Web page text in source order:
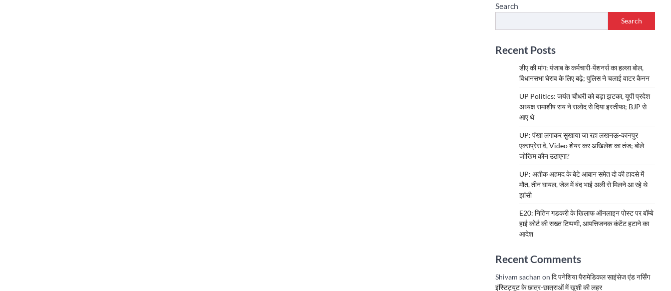
Search
Search
Recent Posts
डीए की मांग: पंजाब के कर्मचारी-पेंशनर्स का हल्ला बोल,
विधानसभा घेराव के लिए बढ़े; पुलिस ने चलाई वाटर कैनन
UP Politics: जयंत चौधरी को बड़ा झटका, यूपी प्रदेश
अध्यक्ष रामाशीष राय ने रालोद से दिया इस्तीफा; BJP से
आए थे
UP: पंखा लगाकर सुखाया जा रहा लखनऊ-कानपुर
एक्सप्रेस वे, Video शेयर कर अखिलेश का तंज; बोले-
जोखिम कौन उठाएगा?
UP: अतीक अहमद के बेटे आबान समेत दो की हादसे में
मौत, तीन घायल, जेल में बंद भाई अली से मिलने आ रहे थे
झांसी
E20: नितिन गडकरी के खिलाफ ऑनलाइन पोस्ट पर बॉम्बे
हाई कोर्ट की सख्त टिप्पणी, आपत्तिजनक कंटेंट हटाने का
आदेश
Recent Comments
Shivam sachan on दि पनेशिया पैरामेडिकल साइंसेज एंड नर्सिंग
इंस्टिट्यूट के छात्र-छात्राओं में खुशी की लहर